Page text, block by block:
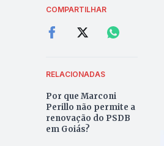
COMPARTILHAR
RELACIONADAS
Por que Marconi
Perillo não permite a
renovação do PSDB
em Goiás?